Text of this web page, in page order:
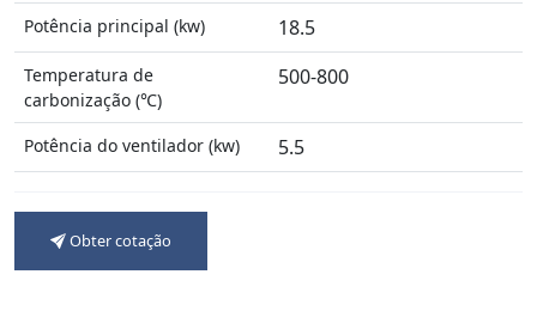
Potência principal (kw) 18.5
Temperatura de
carbonização (℃)
500-800
Potência do ventilador (kw) 5.5
Obter cotação